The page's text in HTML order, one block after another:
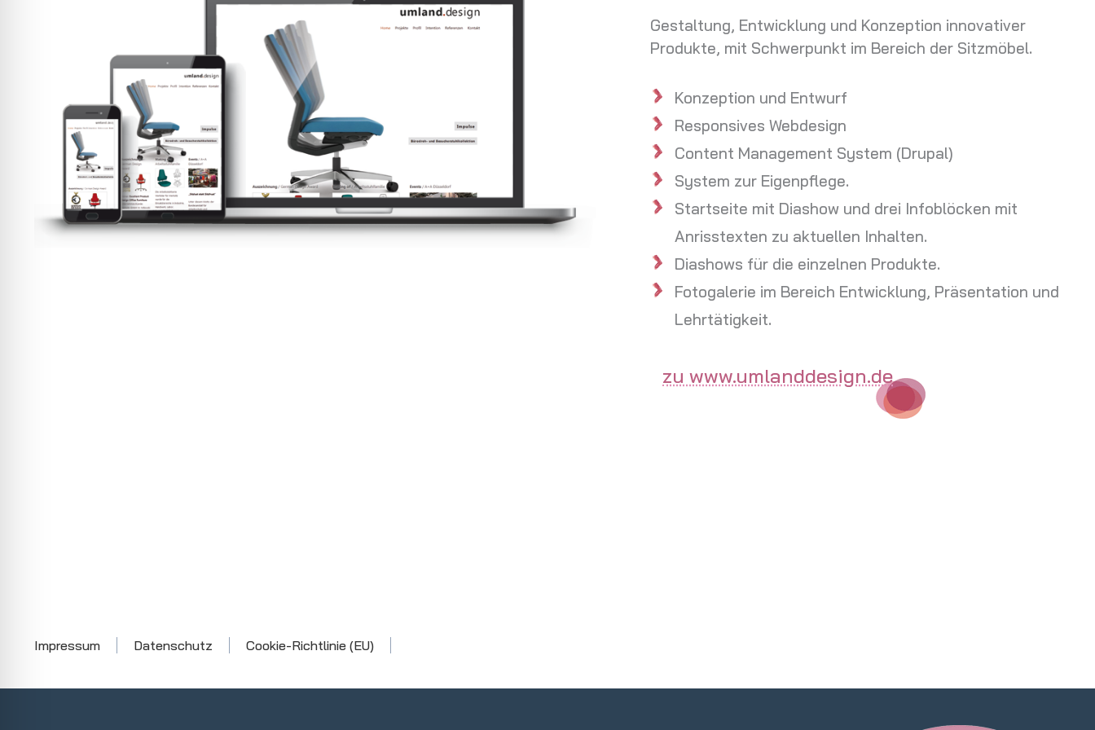
Gestaltung, Entwicklung und Konzeption innovativer
Produkte, mit Schwerpunkt im Bereich der Sitzmöbel.
Konzeption und Entwurf
Responsives Webdesign
Content Management System (Drupal)
System zur Eigenpflege.
Startseite mit Diashow und drei Infoblöcken mit
Anrisstexten zu aktuellen Inhalten.
Diashows für die einzelnen Produkte.
Fotogalerie im Bereich Entwicklung, Präsentation und
Lehrtätigkeit.
zu www.umlanddesign.de
Impressum Datenschutz Cookie-Richtlinie (EU)